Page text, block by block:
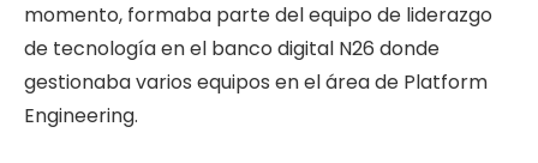
momento, formaba parte del equipo de liderazgo
de tecnología en el banco digital N26 donde
gestionaba varios equipos en el área de Platform
Engineering.